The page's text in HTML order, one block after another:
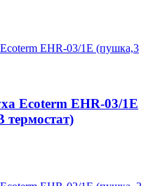
Ecoterm ЕHR-03/1Е